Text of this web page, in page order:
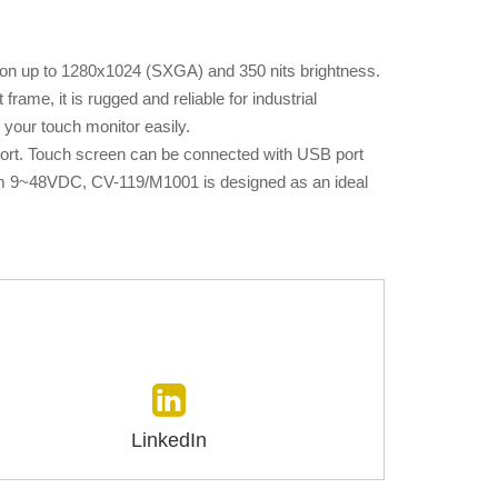
up to 1280x1024 (SXGA) and 350 nits brightness.
it is rugged and reliable for industrial
touch monitor easily.
Touch screen can be connected with USB port
CV-119/M1001 is designed as an ideal
LinkedIn